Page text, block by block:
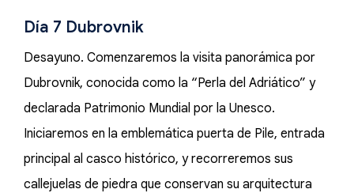
Día 7 Dubrovnik
Desayuno. Comenzaremos la visita panorámica por
Dubrovnik, conocida como la “Perla del Adriático” y
declarada Patrimonio Mundial por la Unesco.
Iniciaremos en la emblemática puerta de Pile, entrada
principal al casco histórico, y recorreremos sus
callejuelas de piedra que conservan su arquitectura